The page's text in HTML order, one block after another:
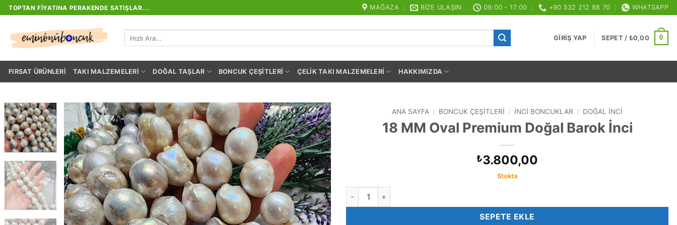
İçeriğe
atla
TOPTAN FIYATINA PERAKENDE SATIŞLAR... MAĞAZA BIZE ULAŞIN 09:00 - 17:00 +90 532 212 88 70 WHATSAPP
GIRIŞ YAP SEPET / ₺0,00 0
FIRSAT ÜRÜNLERI TAKI MALZEMELERI DOĞAL TAŞLAR BONCUK ÇEŞITLERI ÇELIK TAKI MALZEMELERI HAKKIMIZDA
ANA SAYFA / BONCUK ÇEŞITLERI / İNCI BONCUKLAR / DOĞAL İNCI
18 MM Oval Premium Doğal Barok İnci
₺3.800,00
Stokta
18 MM Oval Premium Doğal Barok İnci adet
SEPETE EKLE